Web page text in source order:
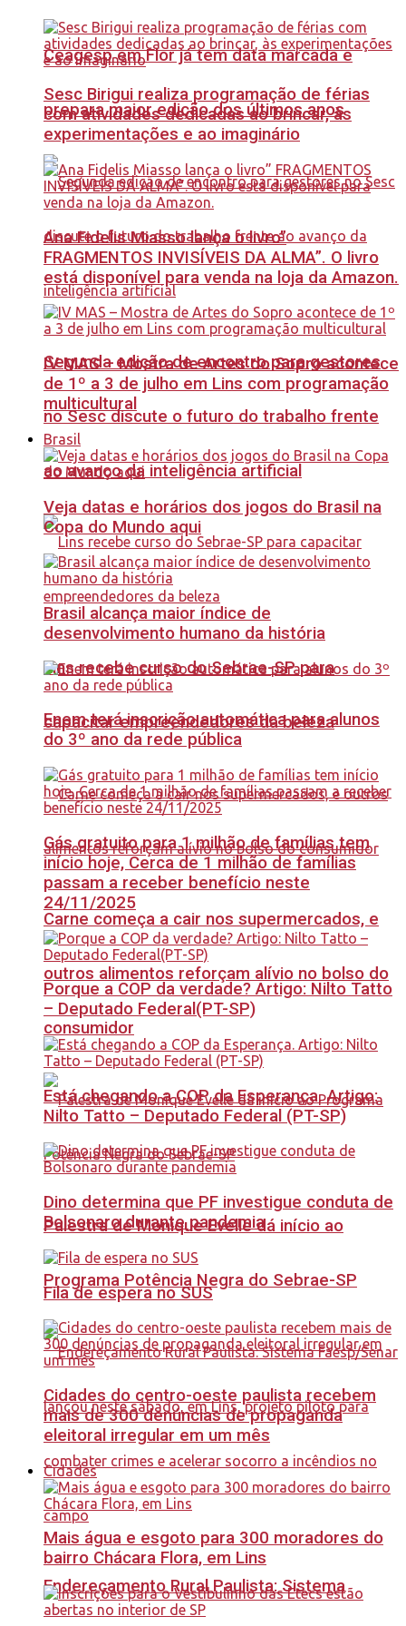
Ceagesp em Flor já tem data marcada e
prepara maior edição dos últimos anos
Segunda edição de encontro para gestores
no Sesc discute o futuro do trabalho frente
ao avanço da inteligência artificial
Lins recebe curso do Sebrae-SP para
capacitar empreendedores da beleza
Carne começa a cair nos supermercados, e
outros alimentos reforçam alívio no bolso do
consumidor
Palestra de Monique Evelle dá início ao
Programa Potência Negra do Sebrae-SP
Endereçamento Rural Paulista: Sistema
Sesc Birigui realiza programação de férias
com atividades dedicadas ao brincar, às
experimentações e ao imaginário
Ana Fidelis Miasso lança o livro”
FRAGMENTOS INVISÍVEIS DA ALMA”. O livro
está disponível para venda na loja da Amazon.
IV MAS – Mostra de Artes do Sopro acontece
de 1º a 3 de julho em Lins com programação
multicultural
Brasil
Veja datas e horários dos jogos do Brasil na
Copa do Mundo aqui
Brasil alcança maior índice de
desenvolvimento humano da história
Enem terá inscrição automática para alunos
do 3º ano da rede pública
Gás gratuito para 1 milhão de famílias tem
início hoje, Cerca de 1 milhão de famílias
passam a receber benefício neste
24/11/2025
Porque a COP da verdade? Artigo: Nilto Tatto
– Deputado Federal(PT-SP)
Está chegando a COP da Esperança. Artigo:
Nilto Tatto – Deputado Federal (PT-SP)
Dino determina que PF investigue conduta de
Bolsonaro durante pandemia
Fila de espera no SUS
Cidades do centro-oeste paulista recebem
mais de 300 denúncias de propaganda
eleitoral irregular em um mês
Cidades
Mais água e esgoto para 300 moradores do
bairro Chácara Flora, em Lins